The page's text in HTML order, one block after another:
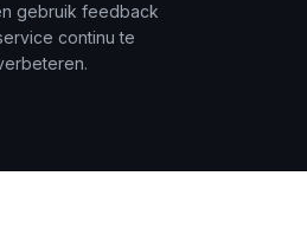
gebruik feedback
continu te